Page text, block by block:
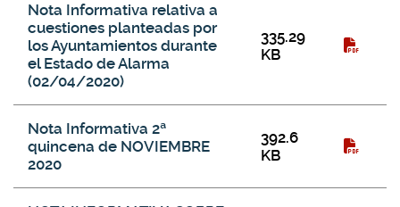
Nota Informativa relativa a
cuestiones planteadas por
los Ayuntamientos durante
el Estado de Alarma
(02/04/2020)
335.29
KB
Nota Informativa 2ª
quincena de NOVIEMBRE
2020
392.6
KB